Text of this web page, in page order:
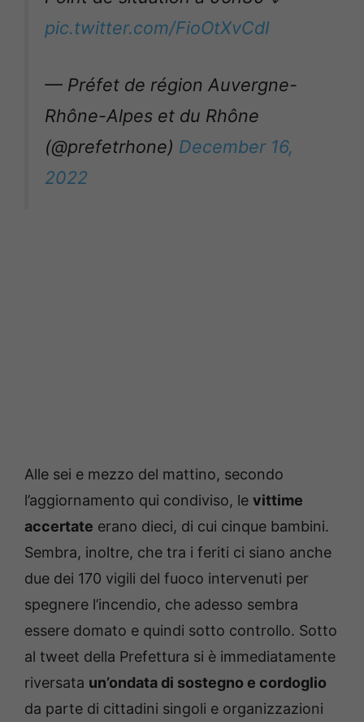
pic.twitter.com/FioOtXvCdI
— Préfet de région Auvergne-
Rhône-Alpes et du Rhône
(@prefetrhone) December 16,
2022
Alle sei e mezzo del mattino, secondo
l’aggiornamento qui condiviso, le vittime
accertate erano dieci, di cui cinque bambini.
Sembra, inoltre, che tra i feriti ci siano anche
due dei 170 vigili del fuoco intervenuti per
spegnere l’incendio, che adesso sembra
essere domato e quindi sotto controllo. Sotto
al tweet della Prefettura si è immediatamente
riversata un’ondata di sostegno e cordoglio
da parte di cittadini singoli e organizzazioni